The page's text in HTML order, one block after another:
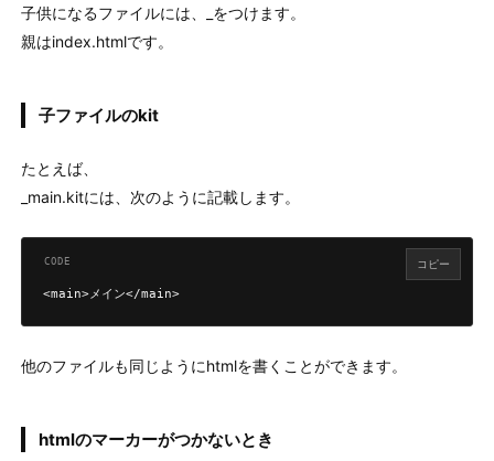
子供になるファイルには、_をつけます。
親はindex.htmlです。
子ファイルのkit
たとえば、
_main.kitには、次のように記載します。
コピー
他のファイルも同じようにhtmlを書くことができます。
htmlのマーカーがつかないとき